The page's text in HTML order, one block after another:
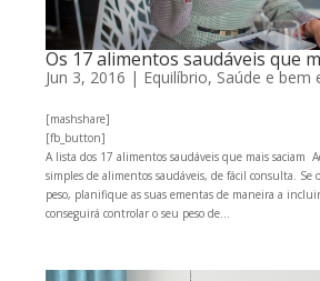
Os 17 alimentos saudáveis que
Jun 3, 2016 | Equilíbrio, Saúde e bem
[mashshare]
[fb_button]
A lista dos 17 alimentos saudáveis que mais
simples de alimentos saudáveis, de fácil consulta. Se
peso, planifique as suas ementas de maneira a
conseguirá controlar o seu peso de...